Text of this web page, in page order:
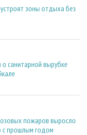
зоны отдыха без
санитарной вырубке
пожаров выросло
с прошлым годом